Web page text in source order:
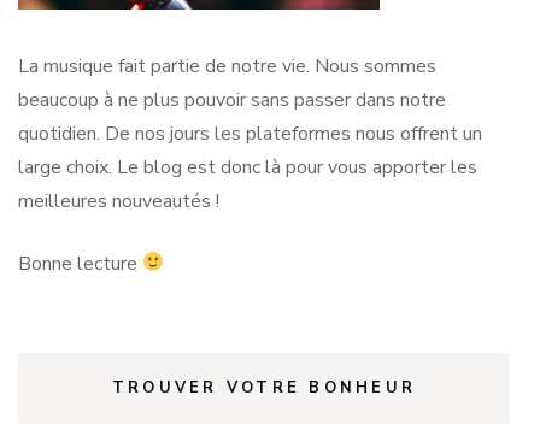
La musique fait partie de notre vie. Nous sommes
beaucoup à ne plus pouvoir sans passer dans notre
quotidien. De nos jours les plateformes nous offrent un
large choix. Le blog est donc là pour vous apporter les
meilleures nouveautés !
Bonne lecture
TROUVER VOTRE BONHEUR